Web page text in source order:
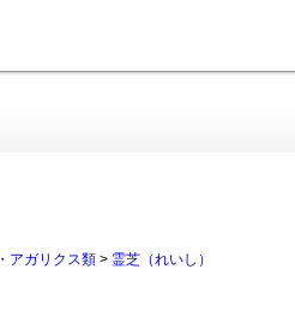
アガリクス類 > 霊芝（れいし）